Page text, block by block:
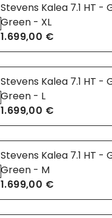
Stevens Kalea 7.1 HT -
Green - XL
1.699,00 €
Stevens Kalea 7.1 HT -
Green - L
1.699,00 €
Stevens Kalea 7.1 HT -
Green - M
1.699,00 €